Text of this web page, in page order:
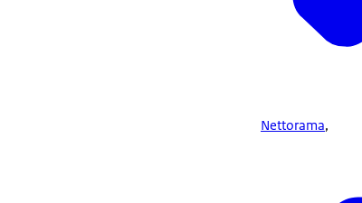
Nettorama,